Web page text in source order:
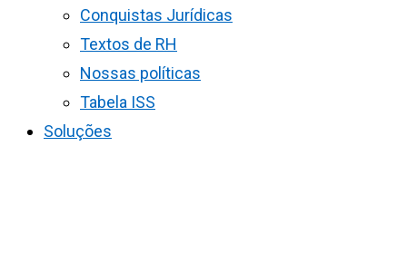
Conquistas Jurídicas
Textos de RH
Nossas políticas
Tabela ISS
Soluções